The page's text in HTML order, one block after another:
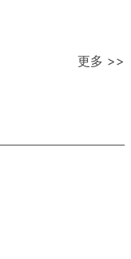
更多 >>